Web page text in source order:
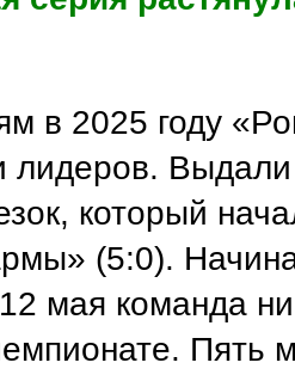
в 2025 году
лидеров. Выдали
который
(5:0).
мая команда
Пять